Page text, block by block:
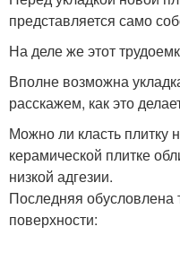
представляется само
На деле же этот
Вполне возможна
расскажем, как это
Можно ли класть плитку
керамической плитке
низкой адгезии.
Последняя обусловлена
поверхности: